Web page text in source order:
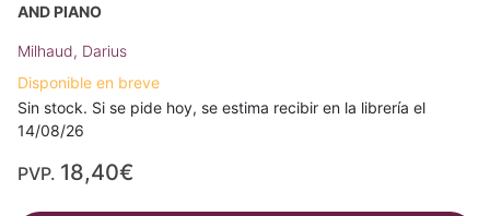
AND PIANO
Milhaud, Darius
Disponible en breve
Sin stock. Si se pide hoy, se estima recibir en la librería el
14/08/26
PVP. 18,40€